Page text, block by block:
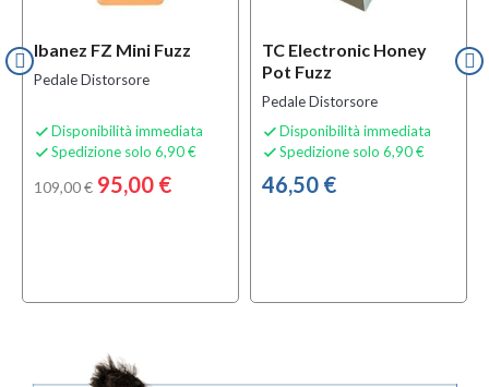
Ibanez FZ Mini Fuzz
Pedale Distorsore
 Disponibilità immediata
 Spedizione solo 6,90 €
109,00 € 95,00 €
TC Electronic Honey
Pot Fuzz
Pedale Distorsore
 Disponibilità immediata
 Spedizione solo 6,90 €
46,50 €